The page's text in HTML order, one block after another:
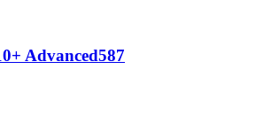
Advanced587